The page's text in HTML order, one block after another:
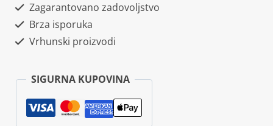
količina
Zagarantovano zadovoljstvo
Brza isporuka
Vrhunski proizvodi
SIGURNA KUPOVINA